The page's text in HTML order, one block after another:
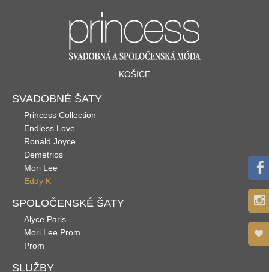
KOŠICE
SVADOBNÉ ŠATY
Princess Collection
Endless Love
Ronald Joyce
Demetrios
Mori Lee
Eddy K
SPOLOČENSKÉ ŠATY
Alyce Paris
Mori Lee Prom
Prom
SLUŽBY